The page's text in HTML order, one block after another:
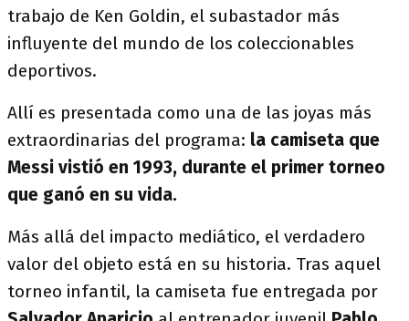
trabajo de Ken Goldin, el subastador más
influyente del mundo de los coleccionables
deportivos.
Allí es presentada como una de las joyas más
extraordinarias del programa: la camiseta que
Messi vistió en 1993, durante el primer torneo
que ganó en su vida.
Más allá del impacto mediático, el verdadero
valor del objeto está en su historia. Tras aquel
torneo infantil, la camiseta fue entregada por